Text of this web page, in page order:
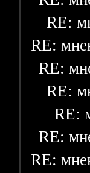
RE:
RE:
RE:
RE:
RE:
RE:
RE: